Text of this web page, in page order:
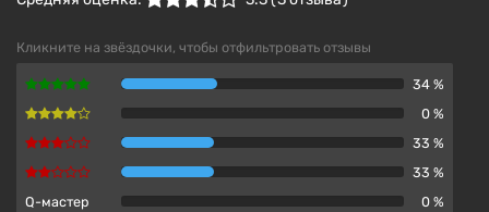
Кликните на звёздочки, чтобы отфильтровать отзывы
34 %
0 %
33 %
33 %
Q-мастер
0 %